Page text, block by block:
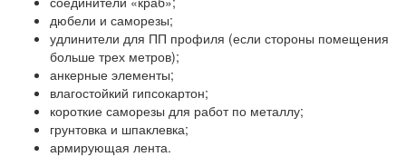
дюбели и саморезы;
удлинители для ПП профиля (если стороны помещения
больше трех метров);
анкерные элементы;
влагостойкий гипсокартон;
короткие саморезы для работ по металлу;
грунтовка и шпаклевка;
армирующая лента.